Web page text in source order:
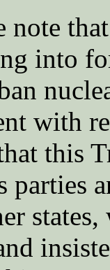
into
with
this
parties